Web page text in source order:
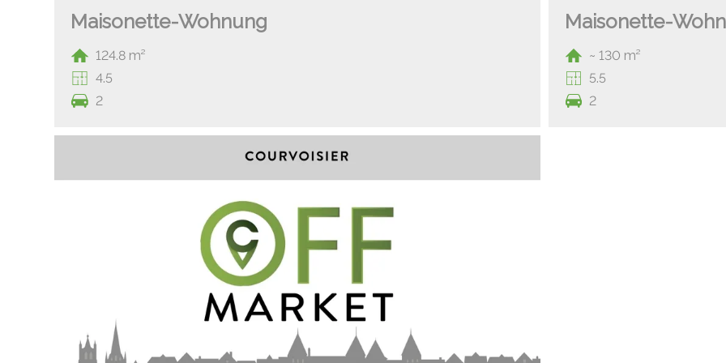
Maisonette-Wohnung
124.8 m²
4.5
2
Maisonette-
~ 130 m²
5.5
2